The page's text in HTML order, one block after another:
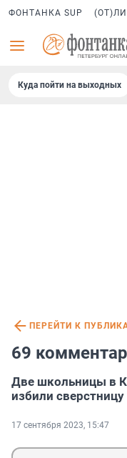
ФОНТАНКА SUP
Куда пойти на выходных
ПЕРЕЙТИ К
69
Две школьницы в
избили сверстницу
17 сентября 2023, 15:47